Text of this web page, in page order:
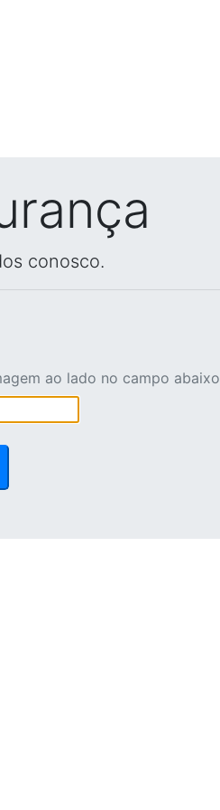
conosco.
ao lado no campo abaixo